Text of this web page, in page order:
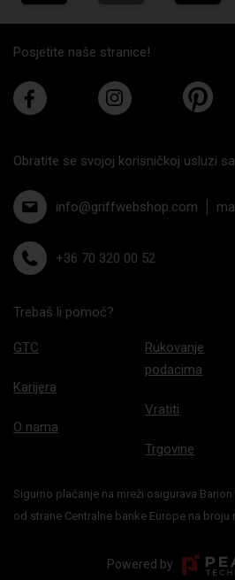
Posjetite naše stranice!
Obratite se svojoj korisničkoj usluzi
info@griffwebshop.com
+36 70 320 00 52
Trebaš li pomoć?
GTC
Karijera
O nama
Rukovanje
podacima
Vratiti
Trgovine
Sigurno plaćanje na mreži osigurava Barion
od strane Centralne banke Europe na
Powered by